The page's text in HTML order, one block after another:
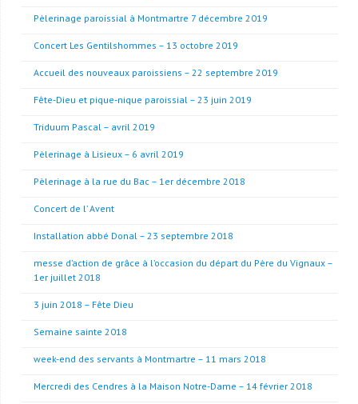
Pèlerinage paroissial à Montmartre 7 décembre 2019
Concert Les Gentilshommes – 13 octobre 2019
Accueil des nouveaux paroissiens – 22 septembre 2019
Fête-Dieu et pique-nique paroissial – 23 juin 2019
Triduum Pascal – avril 2019
Pèlerinage à Lisieux – 6 avril 2019
Pèlerinage à la rue du Bac – 1er décembre 2018
Concert de l’ Avent
Installation abbé Donal – 23 septembre 2018
messe d’action de grâce à l’occasion du départ du Père du Vignaux –
1er juillet 2018
3 juin 2018 – Fête Dieu
Semaine sainte 2018
week-end des servants à Montmartre – 11 mars 2018
Mercredi des Cendres à la Maison Notre-Dame – 14 février 2018